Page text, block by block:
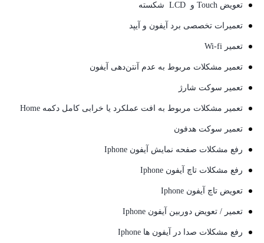
تعویض Touch و LCD شکسته
تعمیرات تخصصی برد آیفون و آیپد
تعمیر Wi-fi
تعمیر مشکلات مربوط به عدم آنتن‌دهی آیفون
تعمیر سوکت شارژ
تعمیر مشکلات مربوط به افت عملکرد یا خرابی کامل دکمه Home
تعمیر سوکت هدفون
رفع مشکلات صفحه نمایش آیفون Iphone
رفع مشکلات تاچ آیفون Iphone
تعویض تاچ آیفون Iphone
تعمیر / تعویض دوربین آیفون Iphone
رفع مشکلات صدا در آیفون ها Iphone